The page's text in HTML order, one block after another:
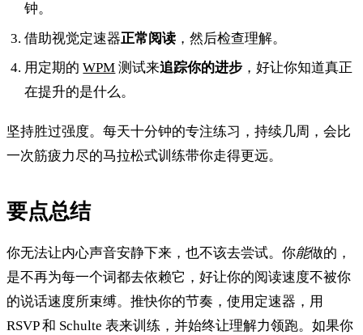
钟。
借助视觉定速器正常阅读 ，然后检查理解。
用定期的WPM 测试来追踪你的进步 ，好让你知道真正
在提升的是什么。
坚持胜过强度。每天十分钟的专注练习，持续几周，会比
一次筋疲力尽的马拉松式训练带你走得更远。
要点总结
你无法让内心声音安静下来，也不该去尝试。你能做的，
是不再为每一个词都去依赖它，好让你的阅读速度不被你
的说话速度所束缚。推快你的节奏，使用定速器，用
RSVP 和 Schulte 表来训练，并始终让理解力领跑。如果你